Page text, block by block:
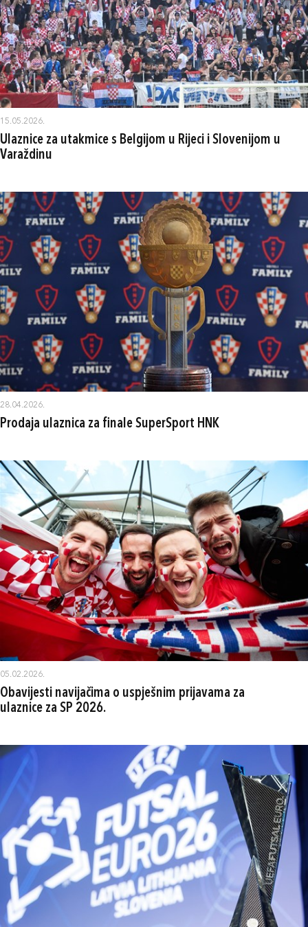
15.05.2026.
Ulaznice za utakmice s Belgijom u Rijeci i Slovenijom u
Varaždinu
28.04.2026.
Prodaja ulaznica za finale SuperSport HNK
05.02.2026.
Obavijesti navijačima o uspješnim prijavama za
ulaznice za SP 2026.